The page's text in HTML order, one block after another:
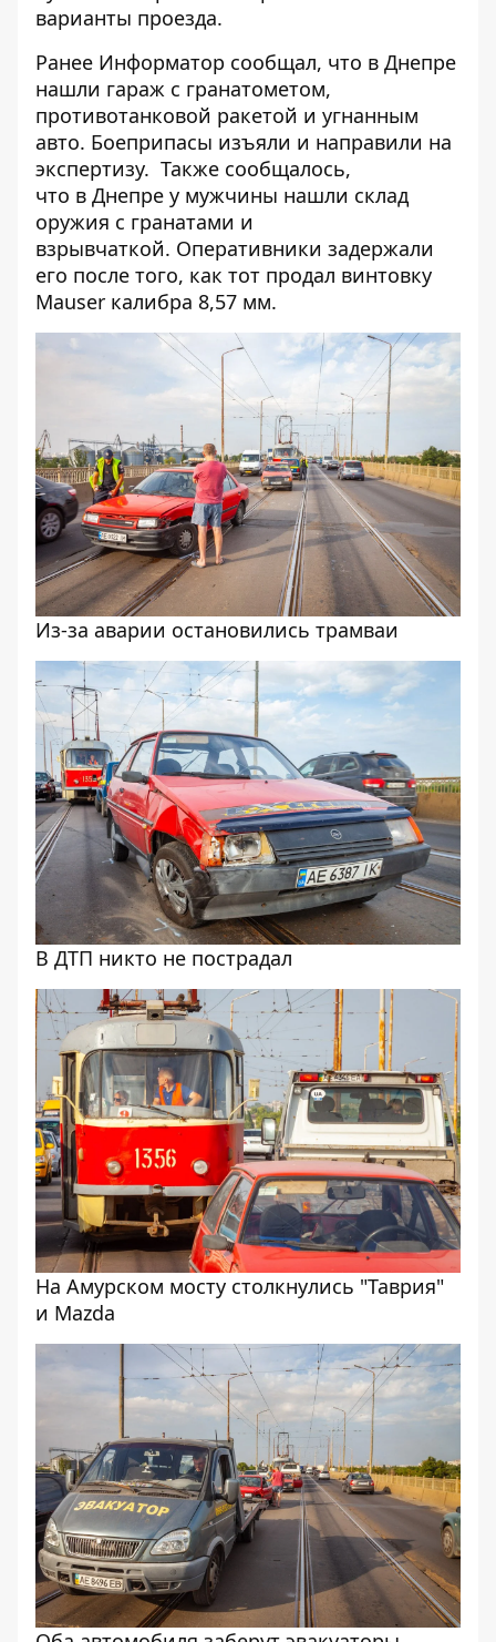
варианты проезда.
Ранее Информатор сообщал, что в Днепре
нашли гараж с гранатометом,
противотанковой ракетой и угнанным
авто. Боеприпасы изъяли и направили на
экспертизу. Также сообщалось,
что в Днепре у мужчины нашли склад
оружия с гранатами и
взрывчаткой. Оперативники задержали
его после того, как тот продал винтовку
Mauser калибра 8,57 мм.
Из-за аварии остановились трамваи
В ДТП никто не пострадал
На Амурском мосту столкнулись "Таврия"
и Mazda